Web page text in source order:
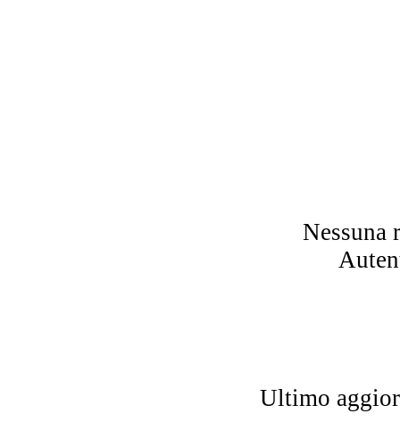
Nessuna
Ultimo